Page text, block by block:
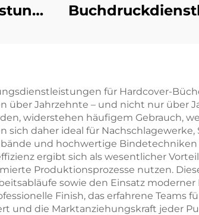
lackierten
Romanbuch
für Hardcover-
über Jahrzehnte – und nicht nur über
widerstehen häufigem Gebrauch,
sich daher ideal für
und hochwertige
ergibt sich als wesentlicher
Produktionsprozesse nutzen.
sowie den Einsatz
Finish, das erfahrene
und die Marktanziehungskraft jeder